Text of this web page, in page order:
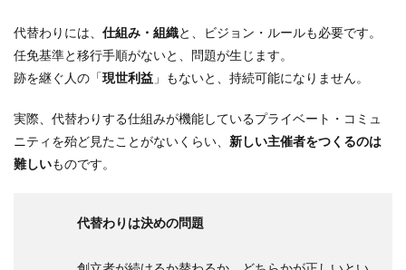
代替わりには、 仕組み・組織と、ビジョン・ルールも必要です。
任免基準と移行手順がないと、問題が生じます。
跡を継ぐ人の「現世利益 」もないと、持続可能になりません。
実際、代替わりする仕組みが機能しているプライベート・コミュ
ニティを殆ど見たことがないくらい、 新しい主催者をつくるのは
難しいものです。
代替わりは決めの問題